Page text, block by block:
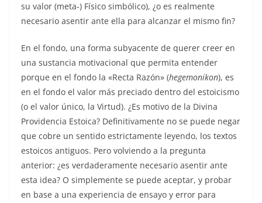
su valor (meta-) Físico simbólico), ¿o es realmente
necesario asentir ante ella para alcanzar el mismo fin?
En el fondo, una forma subyacente de querer creer en
una sustancia motivacional que permita entender
porque en el fondo la «Recta Razón» (hegemonikon), es
en el fondo el valor más preciado dentro del estoicismo
(o el valor único, la Virtud). ¿Es motivo de la Divina
Providencia Estoica? Definitivamente no se puede negar
que cobre un sentido estrictamente leyendo, los textos
estoicos antiguos. Pero volviendo a la pregunta
anterior: ¿es verdaderamente necesario asentir ante
esta idea? O simplemente se puede aceptar, y probar
en base a una experiencia de ensayo y error para